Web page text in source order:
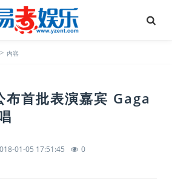
> 内容
布首批表演嘉宾 Gaga
01-05 17:51:45 0